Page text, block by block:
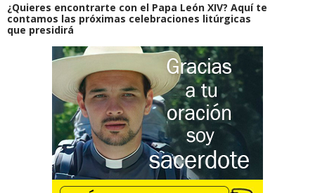
¿Quieres encontrarte con el Papa León XIV? Aquí te
contamos las próximas celebraciones litúrgicas
que presidirá